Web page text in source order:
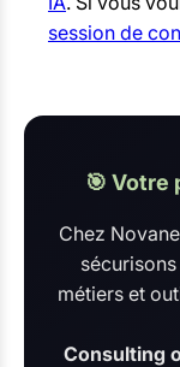
session de
🎯 Votre
Chez
métiers et
Consulting